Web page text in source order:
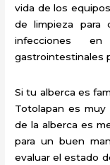
vida de los
de limpieza para
infecciones en
gastrointestinales
Si tu alberca es
Totolapan es
de la alberca es
para un buen
evaluar el estado